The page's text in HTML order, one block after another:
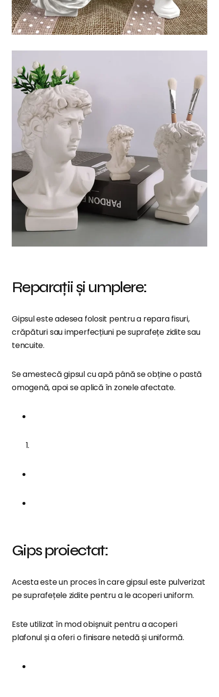
Reparații și umplere:
Gipsul este adesea folosit pentru a repara fisuri,
crăpături sau imperfecțiuni pe suprafețe zidite sau
tencuite.
Se amestecă gipsul cu apă până se obține o pastă
omogenă, apoi se aplică în zonele afectate.
Gips proiectat:
Acesta este un proces în care gipsul este pulverizat
pe suprafețele zidite pentru a le acoperi uniform.
Este utilizat în mod obișnuit pentru a acoperi
plafonul și a oferi o finisare netedă și uniformă.